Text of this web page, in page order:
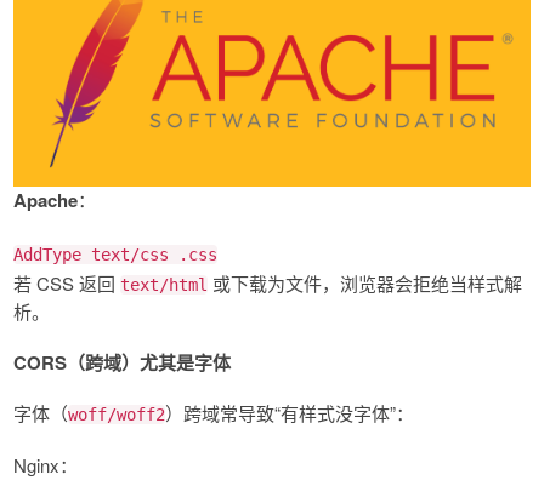
Apache：
AddType text/css .css
若 CSS 返回 text/html 或下载为文件，浏览器会拒绝当样式解
析。
CORS（跨域）尤其是字体
字体（woff/woff2）跨域常导致“有样式没字体”：
Nginx：